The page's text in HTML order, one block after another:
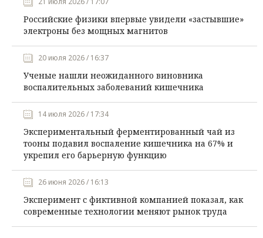
Российские физики впервые увидели «застывшие»
электроны без мощных магнитов
20 июля 2026 / 16:37
Ученые нашли неожиданного виновника
воспалительных заболеваний кишечника
14 июля 2026 / 17:34
Экспериментальный ферментированный чай из
тооны подавил воспаление кишечника на 67% и
укрепил его барьерную функцию
26 июня 2026 / 16:13
Эксперимент с фиктивной компанией показал, как
современные технологии меняют рынок труда